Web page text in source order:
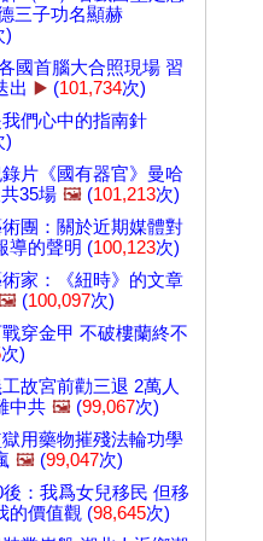
三子功名顯赫
)
國首腦大合照現場 習
出 ▶️ (101,734次)
們心中的指南針
)
片《國有器官》曼哈
35場 🖼️ (101,213次)
團：關於近期媒體對
導的聲明 (100,123次)
家：《紐時》的文章
(100,097次)
穿金甲 不破樓蘭終不
次)
故宮前勸三退 2萬人
中共 🖼️ (99,067次)
用藥物摧殘法輪功學
🖼️ (99,047次)
：我爲女兒移民 但移
的價值觀 (98,645次)